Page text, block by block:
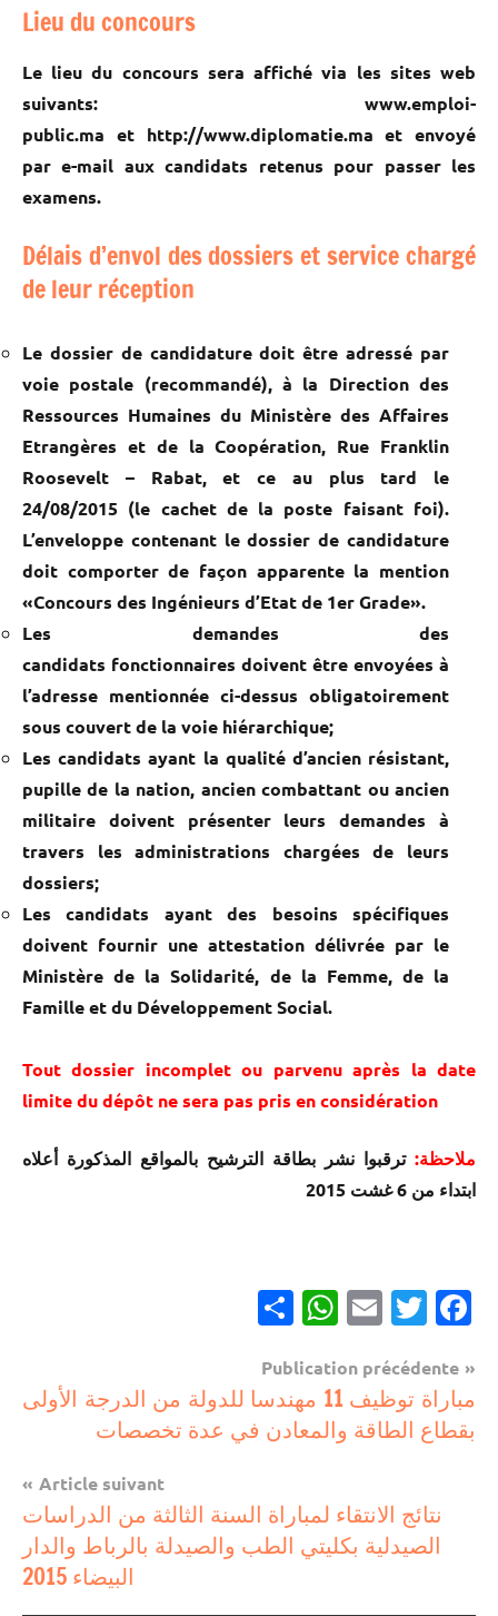
Lieu du concours
Le lieu du concours sera affiché via les sites web
suivants: www.emploi-
public.ma et http://www.diplomatie.ma et envoyé
par e-mail aux candidats retenus pour passer les
examens.
Délais d’envol des dossiers et service chargé
de leur réception
Le dossier de candidature doit être adressé par
voie postale (recommandé), à la Direction des
Ressources Humaines du Ministère des Affaires
Etrangères et de la Coopération, Rue Franklin
Roosevelt – Rabat, et ce au plus tard le
24/08/2015 (le cachet de la poste faisant foi).
L’enveloppe contenant le dossier de candidature
doit comporter de façon apparente la mention
«Concours des Ingénieurs d’Etat de 1er Grade».
Les demandes des
candidats fonctionnaires doivent être envoyées à
l’adresse mentionnée ci-dessus obligatoirement
sous couvert de la voie hiérarchique;
Les candidats ayant la qualité d’ancien résistant,
pupille de la nation, ancien combattant ou ancien
militaire doivent présenter leurs demandes à
travers les administrations chargées de leurs
dossiers;
Les candidats ayant des besoins spécifiques
doivent fournir une attestation délivrée par le
Ministère de la Solidarité, de la Femme, de la
Famille et du Développement Social.
Tout dossier incomplet ou parvenu après la date
limite du dépôt ne sera pas pris en considération
ملاحظة: ترقبوا نشر بطاقة الترشيح بالمواقع المذكورة أعلاه
ابتداء من 6 غشت 2015
Facebook
Twitter
Email
WhatsApp
فرص
الشغل
Navigation
de
l’article
Publication précédente
مباراة توظيف 11 مهندسا للدولة من الدرجة الأولى
بقطاع الطاقة والمعادن في عدة تخصصات
Article suivant
نتائج الانتقاء لمباراة السنة الثالثة من الدراسات
الصيدلية بكليتي الطب والصيدلة بالرباط والدار
البيضاء 2015